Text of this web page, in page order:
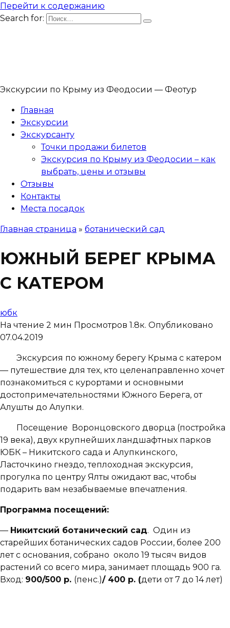
Перейти к содержанию
Search for:
Экскурсии по Крыму из Феодосии — Феотур
Главная
Экскурсии
Экскурсанту
Точки продажи билетов
Экскурсия по Крыму из Феодосии – как
выбрать, цены и отзывы
Отзывы
Контакты
Места посадок
Главная страница » ботанический сад
ЮЖНЫЙ БЕРЕГ КРЫМА
С КАТЕРОМ
юбк
На чтение 2 мин Просмотров 1.8к. Опубликовано
07.04.2019
Экскурсия по южному берегу Крыма с катером
— путешествие для тех, кто целенаправленно хочет
познакомиться с курортами и основными
достопримечательностями Южного Берега, от
Алушты до Алупки.
Посещение Воронцовского дворца (постройка
19 века), двух крупнейших ландшафтных парков
ЮБК – Никитского сада и Алупкинского,
Ласточкино гнездо, теплоходная экскурсия,
прогулка по центру Ялты ожидают вас, чтобы
подарить вам незабываемые впечатления.
Программа посещений:
— Никитский ботанический сад. Один из
старейших ботанических садов России, более 200
лет с основания, собрано около 19 тысяч видов
растений со всего мира, занимает площадь 900 га.
Вход: 900/500 р. (пенс.)/ 400 р. (дети от 7 до 14 лет)